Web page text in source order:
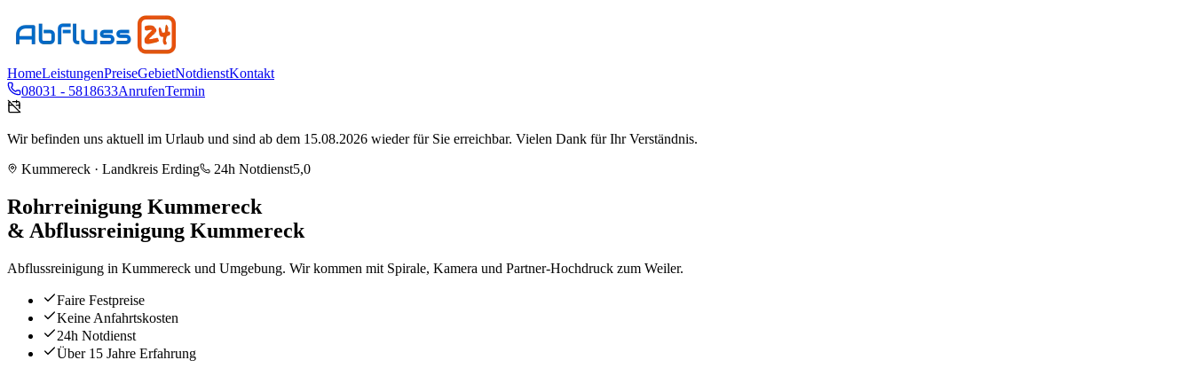
HomeLeistungenPreiseGebietNotdienstKontakt
08031 - 5818633AnrufenTermin
Wir befinden uns aktuell im Urlaub und sind ab dem 15.08.2026 wieder für Sie erreichbar. Vielen Dank für Ihr Verständnis.
Kummereck · Landkreis Erding 24h Notdienst5,0
Rohrreinigung Kummereck
& Abflussreinigung Kummereck
Abflussreinigung in Kummereck und Umgebung. Wir kommen mit Spirale, Kamera und Partner-Hochdruck zum Weiler.
Faire Festpreise
Keine Anfahrtskosten
24h Notdienst
Über 15 Jahre Erfahrung